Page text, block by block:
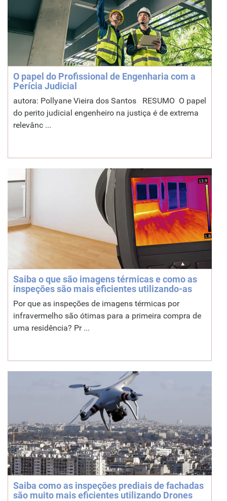
O papel do Profissional de Engenharia com a
Perícia Judicial
autora: Pollyane Vieira dos Santos RESUMO O papel
do perito judicial engenheiro na justiça é de extrema
relevânc ...
Saiba o que são imagens térmicas e como as
inspeções são mais eficientes utilizando-as
Por que as inspeções de imagens térmicas por
infravermelho são ótimas para a primeira compra de
uma residência? Pr ...
Saiba como as inspeções prediais de fachadas
são muito mais eficientes utilizando Drones